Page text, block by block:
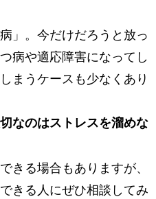
」。今だけだろうと放っ
病や適応障害になってし
まうケースも少なくあり
なのはストレスを溜めな
きる場合もありますが、
きる人にぜひ相談してみ